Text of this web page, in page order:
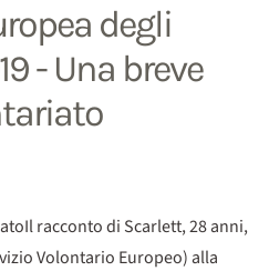
degli
- Una breve
racconto di Scarlett, 28 anni,
Volontario Europeo) alla